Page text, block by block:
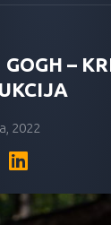
–
2022